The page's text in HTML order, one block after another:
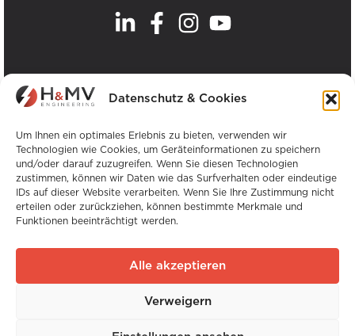
Datenschutz & Cookies
Um Ihnen ein optimales Erlebnis zu bieten, verwenden wir
Technologien wie Cookies, um Geräteinformationen zu speichern
und/oder darauf zuzugreifen. Wenn Sie diesen Technologien
zustimmen, können wir Daten wie das Surfverhalten oder eindeutige
IDs auf dieser Website verarbeiten. Wenn Sie Ihre Zustimmung nicht
erteilen oder zurückziehen, können bestimmte Merkmale und
Funktionen beeinträchtigt werden.
Alle akzeptieren
Verweigern
Unsere Büros .
Urheberrecht © H&MV Engineering. Alle Rechte
vorbehalten.
Website von Avalanche